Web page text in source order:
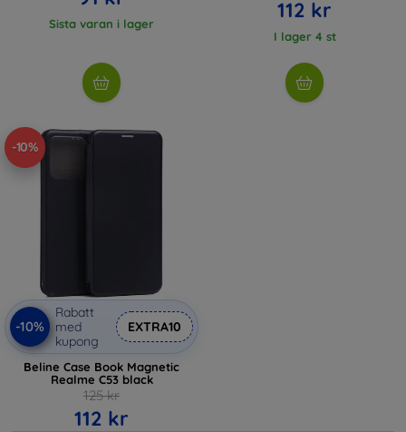
Sista varan i lager
112 kr
I lager 4 st
-10%
-10%
Rabatt
med
kupong
EXTRA10
Beline Case Book Magnetic
Realme C53 black
125 kr
112 kr